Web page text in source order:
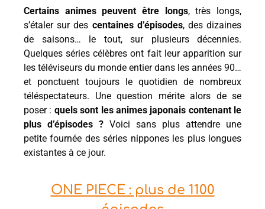
Certains animes peuvent être longs, très longs,
s’étaler sur des centaines d’épisodes, des dizaines
de saisons… le tout, sur plusieurs décennies.
Quelques séries célèbres ont fait leur apparition sur
les téléviseurs du monde entier dans les années 90…
et ponctuent toujours le quotidien de nombreux
téléspectateurs. Une question mérite alors de se
poser : quels sont les animes japonais contenant le
plus d’épisodes ? Voici sans plus attendre une
petite fournée des séries nippones les plus longues
existantes à ce jour.
ONE PIECE : plus de 1100